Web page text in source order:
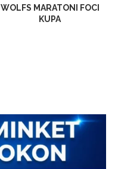
WOLFS MARATONI FOCI
KUPA